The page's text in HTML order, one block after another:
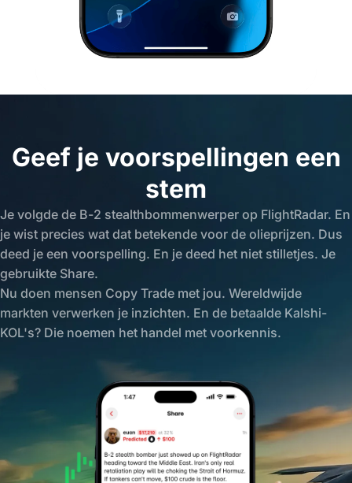
Geef je voorspellingen een
stem
Je volgde de B-2 stealthbommenwerper op FlightRadar. En
je wist precies wat dat betekende voor de olieprijzen. Dus
deed je een voorspelling. En je deed het niet stilletjes. Je
gebruikte Share.
Nu doen mensen Copy Trade met jou. Wereldwijde
markten verwerken je inzichten. En de betaalde Kalshi-
KOL's? Die noemen het handel met voorkennis.